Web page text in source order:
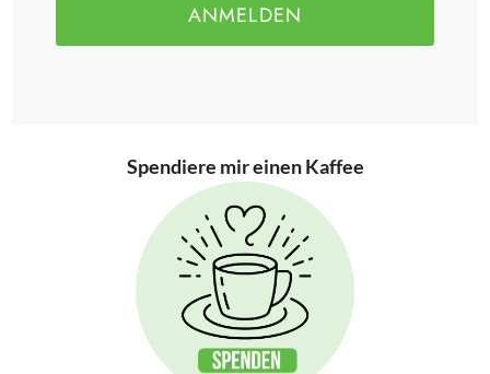
ANMELDEN
Spendiere mir einen Kaffee